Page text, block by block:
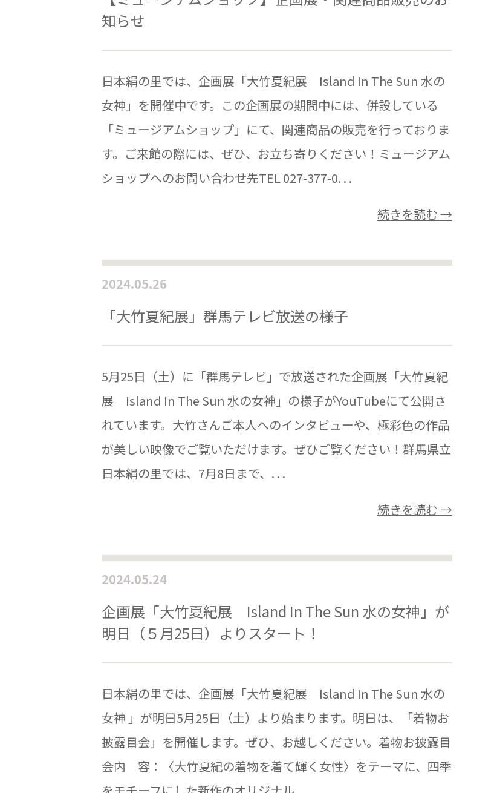
知らせ
日本絹の里では、企画展「大竹夏紀展 Island In The Sun 水の
女神」を開催中です。この企画展の期間中には、併設している
「ミュージアムショップ」にて、関連商品の販売を行っておりま
す。ご来館の際には、ぜひ、お立ち寄りください！ミュージアム
ショップへのお問い合わせ先TEL 027-377-0. . .
続きを読む →
2024.05.26
「大竹夏紀展」群馬テレビ放送の様子
5月25日（土）に「群馬テレビ」で放送された企画展「大竹夏紀
展 Island In The Sun 水の女神」の様子がYouTubeにて公開さ
れています。大竹さんご本人へのインタビューや、極彩色の作品
が美しい映像でご覧いただけます。ぜひご覧ください！群馬県立
日本絹の里では、7月8日まで、. . .
続きを読む →
2024.05.24
企画展「大竹夏紀展 Island In The Sun 水の女神」が
明日（５月25日）よりスタート！
日本絹の里では、企画展「大竹夏紀展 Island In The Sun 水の
女神 」が明日5月25日（土）より始まります。明日は、「着物お
披露目会」を開催します。ぜひ、お越しください。着物お披露目
会内 容：〈大竹夏紀の着物を着て輝く女性〉をテーマに、四季